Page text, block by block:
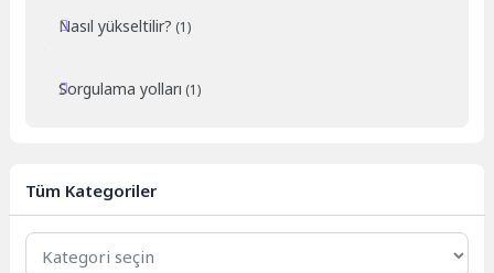
Nasıl yükseltilir? (1)
Sorgulama yolları (1)
Tüm Kategoriler
Tüm
Kategoriler